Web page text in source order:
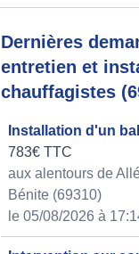
Dernières
entretien et
chauffagistes
Installation d'un
783€ TTC
aux alentours de
Bénite (69310)
le 05/08/2026 à